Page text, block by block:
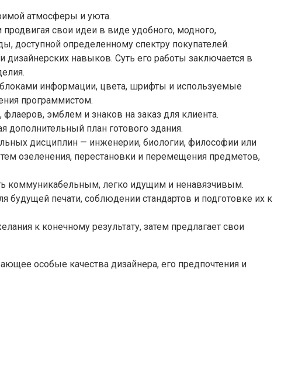
атмосферы и уюта.
свои идеи в виде удобного, модного,
доступной определенному спектру покупателей.
навыков. Суть его работы заключается в
информации, цвета, шрифты и используемые
программистом.
флаеров, эмблем и знаков на заказ для клиента.
дополнительный план готового здания.
дисциплин — инженерии, биологии, философии или
озеленения, перестановки и перемещения предметов,
коммуникабельным, легко идущим и ненавязчивым.
будущей печати, соблюдении стандартов и подготовке их к
к конечному результату, затем предлагает свои
особые качества дизайнера, его предпочтения и